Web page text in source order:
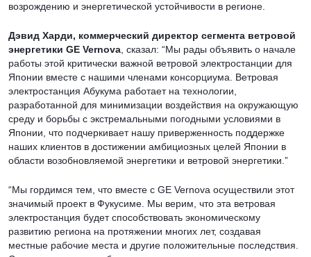
возрождению и энергетической устойчивости в регионе.
Дэвид Харди, коммерческий директор сегмента ветровой
энергетики GE Vernova , сказал: “Мы рады объявить о начале
работы этой критически важной ветровой электростанции для
Японии вместе с нашими членами консорциума. Ветровая
электростанция Абукума работает на технологии,
разработанной для минимизации воздействия на окружающую
среду и борьбы с экстремальными погодными условиями в
Японии, что подчеркивает нашу приверженность поддержке
наших клиентов в достижении амбициозных целей Японии в
области возобновляемой энергетики и ветровой энергетики.”
“Мы гордимся тем, что вместе с GE Vernova осуществили этот
значимый проект в Фукусиме. Мы верим, что эта ветровая
электростанция будет способствовать экономическому
развитию региона на протяжении многих лет, создавая
местные рабочие места и другие положительные последствия.